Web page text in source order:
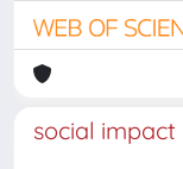
social impact